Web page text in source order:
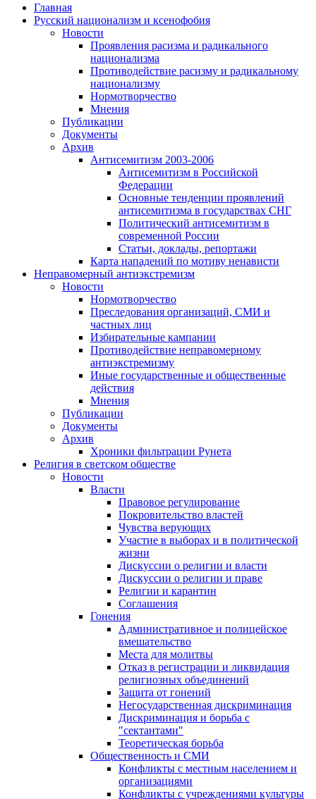
Главная
Русский национализм и ксенофобия
Новости
Проявления расизма и радикального
национализма
Противодействие расизму и радикальному
национализму
Нормотворчество
Мнения
Публикации
Документы
Архив
Антисемитизм 2003-2006
Антисемитизм в Российской
Федерации
Основные тенденции проявлений
антисемитизма в государствах СНГ
Политический антисемитизм в
современной России
Статьи, доклады, репортажи
Карта нападений по мотиву ненависти
Неправомерный антиэкстремизм
Новости
Нормотворчество
Преследования организаций, СМИ и
частных лиц
Избирательные кампании
Противодействие неправомерному
антиэкстремизму
Иные государственные и общественные
действия
Мнения
Публикации
Документы
Архив
Хроники фильтрации Рунета
Религия в светском обществе
Новости
Власти
Правовое регулирование
Покровительство властей
Чувства верующих
Участие в выборах и в политической
жизни
Дискуссии о религии и власти
Дискуссии о религии и праве
Религии и карантин
Соглашения
Гонения
Административное и полицейское
вмешательство
Места для молитвы
Отказ в регистрации и ликвидация
религиозных объединений
Защита от гонений
Негосударственная дискриминация
Дискриминация и борьба с
"сектантами"
Теоретическая борьба
Общественность и СМИ
Конфликты с местным населением и
организациями
Конфликты с учреждениями культуры